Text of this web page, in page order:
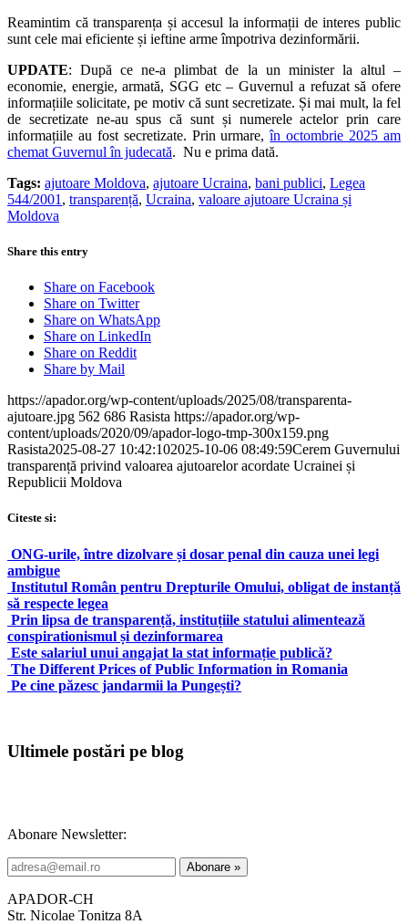
Reamintim că transparența și accesul la informații de interes public
sunt cele mai eficiente și ieftine arme împotriva dezinformării.
UPDATE: După ce ne-a plimbat de la un minister la altul –
economie, energie, armată, SGG etc – Guvernul a refuzat să ofere
informațiile solicitate, pe motiv că sunt secretizate. Și mai mult, la fel
de secretizate ne-au spus că sunt și numerele actelor prin care
informațiile au fost secretizate. Prin urmare,în octombrie 2025 am
chemat Guvernul în judecată. Nu e prima dată.
Tags: ajutoare Moldova, ajutoare Ucraina, bani publici, Legea
544/2001 , transparență, Ucraina, valoare ajutoare Ucraina și
Moldova
Share this entry
Share on Facebook
Share on Twitter
Share on WhatsApp
Share on LinkedIn
Share on Reddit
Share by Mail
https://apador.org/wp-content/uploads/2025/08/transparenta-
ajutoare.jpg 562 686 Rasista https://apador.org/wp-
content/uploads/2020/09/apador-logo-tmp-300x159.png
Rasista2025-08-27 10:42:102025-10-06 08:49:59Cerem Guvernului
transparență privind valoarea ajutoarelor acordate Ucrainei și
Republicii Moldova
Citeste si:
ONG-urile, între dizolvare și dosar penal din cauza unei legi
ambigue
Institutul Român pentru Drepturile Omului, obligat de instanță
să respecte legea
Prin lipsa de transparență, instituțiile statului alimentează
conspirationismul și dezinformarea
Este salariul unui angajat la stat informație publică?
The Different Prices of Public Information in Romania
Pe cine păzesc jandarmii la Pungești?
Ultimele postări pe blog
Abonare Newsletter:
APADOR-CH
Str. Nicolae Tonitza 8A